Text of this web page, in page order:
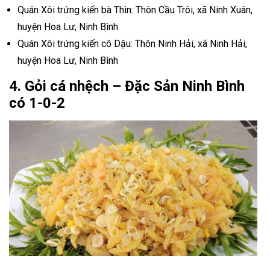
Quán Xôi trứng kiến bà Thìn: Thôn Cầu Trôi, xã Ninh Xuân,
huyện Hoa Lư, Ninh Bình
Quán Xôi trứng kiến cô Dậu: Thôn Ninh Hải, xã Ninh Hải,
huyện Hoa Lư, Ninh Bình
4. Gỏi cá nhệch – Đặc Sản Ninh Bình
có 1-0-2